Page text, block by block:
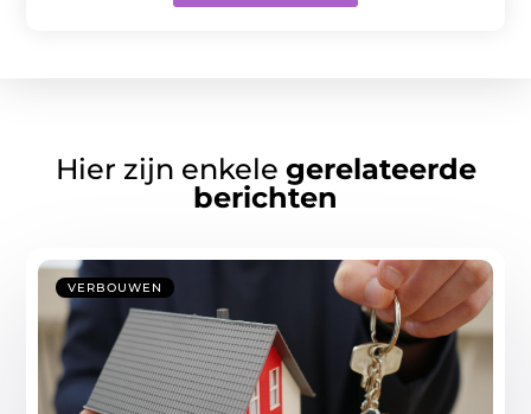
Hier zijn enkele gerelateerde
berichten
VERBOUWEN